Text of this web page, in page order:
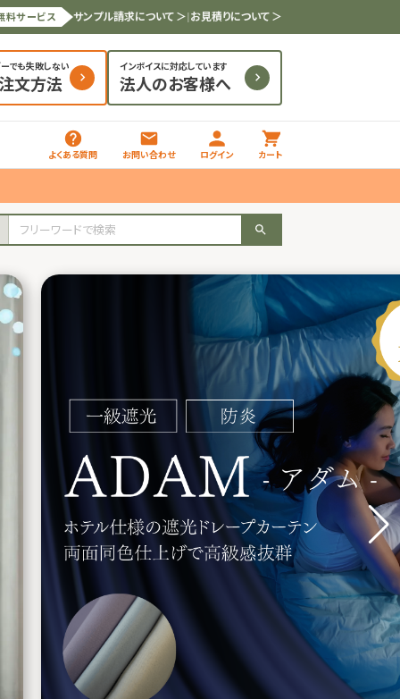
料サービス サンプル請求について ＞|お見積りについて ＞
でも失敗しない
文方法
インボイスに対応しています
法人のお客様へ
よくある質問 お問い合わせ ログイン カート